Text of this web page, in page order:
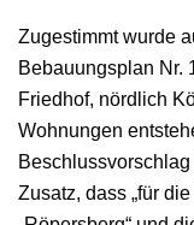
Zugestimmt wurde
Bebauungsplan Nr.
Friedhof, nördlich
Wohnungen
Zusatz, dass „für